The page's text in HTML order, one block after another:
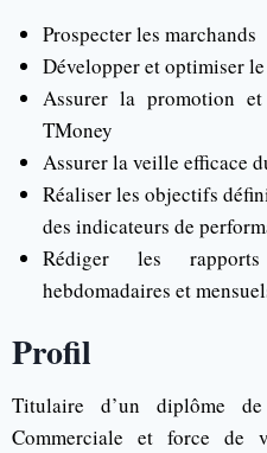
Prospecter les marchands
Développer et optimiser
Assurer la promotion
TMoney
Assurer la veille efficace
Réaliser les objectifs
des indicateurs de
Rédiger les
hebdomadaires et
Profil
Titulaire d’un diplôme
Commerciale et force de